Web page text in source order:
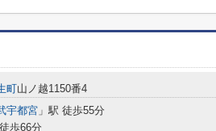
町山ノ越1150番4
宇都宮 」駅 徒歩55分
歩66分